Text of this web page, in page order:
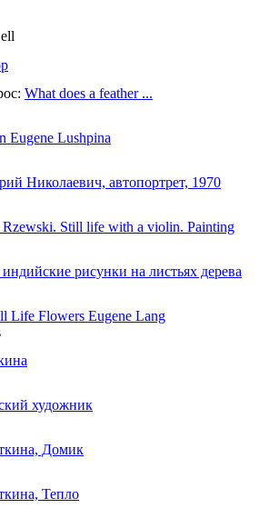
What does a feather ...
Eugene Lushpina
Николаевич, автопортрет, 1970
Still life with a violin. Painting
рисунки на листьях дерева
Life Flowers Eugene Lang
художник
Домик
Тепло